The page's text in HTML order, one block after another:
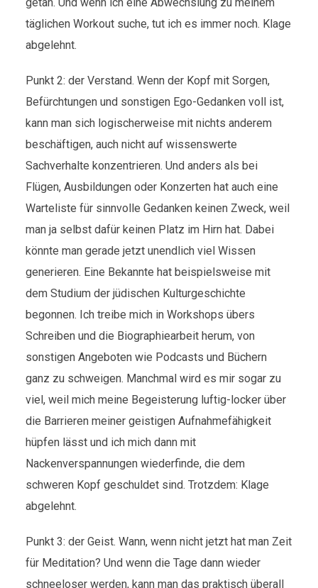
täglichen Workout suche, tut ich es immer noch. Klage
abgelehnt.
Punkt 2: der Verstand. Wenn der Kopf mit Sorgen,
Befürchtungen und sonstigen Ego-Gedanken voll ist,
kann man sich logischerweise mit nichts anderem
beschäftigen, auch nicht auf wissenswerte
Sachverhalte konzentrieren. Und anders als bei
Flügen, Ausbildungen oder Konzerten hat auch eine
Warteliste für sinnvolle Gedanken keinen Zweck, weil
man ja selbst dafür keinen Platz im Hirn hat. Dabei
könnte man gerade jetzt unendlich viel Wissen
generieren. Eine Bekannte hat beispielsweise mit
dem Studium der jüdischen Kulturgeschichte
begonnen. Ich treibe mich in Workshops übers
Schreiben und die Biographiearbeit herum, von
sonstigen Angeboten wie Podcasts und Büchern
ganz zu schweigen. Manchmal wird es mir sogar zu
viel, weil mich meine Begeisterung luftig-locker über
die Barrieren meiner geistigen Aufnahmefähigkeit
hüpfen lässt und ich mich dann mit
Nackenverspannungen wiederfinde, die dem
schweren Kopf geschuldet sind. Trotzdem: Klage
abgelehnt.
Punkt 3: der Geist. Wann, wenn nicht jetzt hat man Zeit
für Meditation? Und wenn die Tage dann wieder
schneeloser werden, kann man das praktisch überall